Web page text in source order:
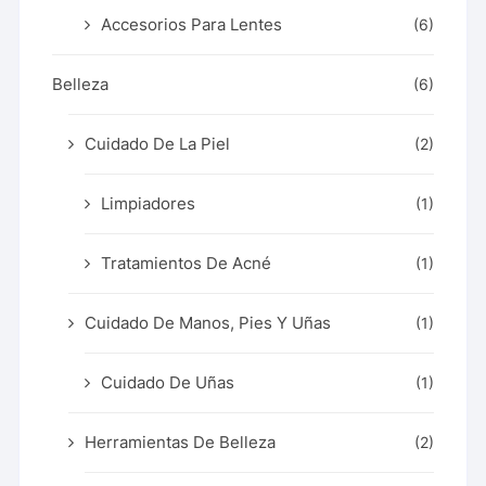
Accesorios Para Lentes (6)
Belleza (6)
Cuidado De La Piel (2)
Limpiadores (1)
Tratamientos De Acné (1)
Cuidado De Manos, Pies Y Uñas (1)
Cuidado De Uñas (1)
Herramientas De Belleza (2)